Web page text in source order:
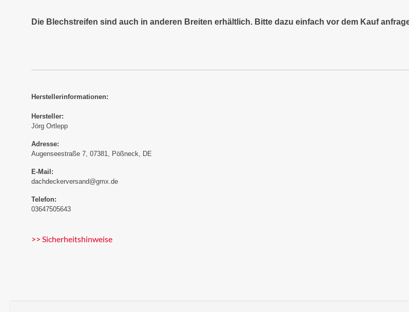
Die Blechstreifen sind auch in anderen Breiten erhältlich. Bitte dazu einfach vor dem Kauf
Herstellerinformationen:
Hersteller:
Jörg Ortlepp
Adresse:
Augenseestraße 7, 07381, Pößneck, DE
E-Mail:
dachdeckerversand@gmx.de
Telefon:
03647505643
>> Sicherheitshinweise